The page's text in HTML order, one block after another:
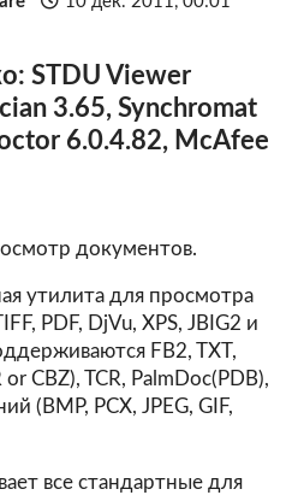
STDU Viewer
3.65, Synchromat
6.0.4.82, McAfee
документов.
утилита для просмотра
PDF, DjVu, XPS, JBIG2 и
FB2, TXT,
CBZ), TCR, PalmDoc(PDB),
(BMP, PCX, JPEG, GIF,
все стандартные для